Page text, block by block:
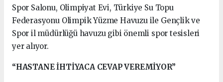
Spor Salonu, Olimpiyat Evi, Türkiye Su Topu
Federasyonu Olimpik Yüzme Havuzu ile Gençlik ve
Spor il müdürlüğü havuzu gibi önemli spor tesisleri
yer alıyor.
“HASTANE İHTİYACA CEVAP VEREMİYOR”